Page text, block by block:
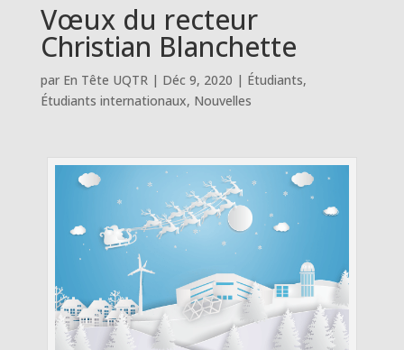
Vœux du recteur
Christian Blanchette
par En Tête UQTR| Déc 9, 2020 | Étudiants,
Étudiants internationaux, Nouvelles